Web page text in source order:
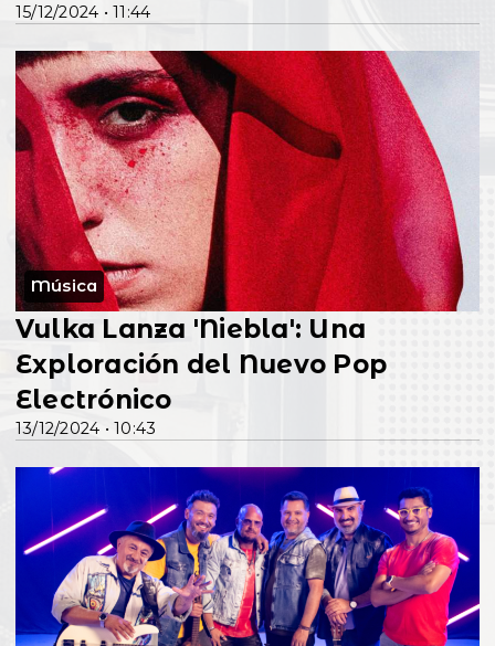
15/12/2024 • 11:44
Música
13/12/2024 • 10:43
Vulka Lanza 'Niebla': Una
Exploración del Nuevo Pop
Electrónico